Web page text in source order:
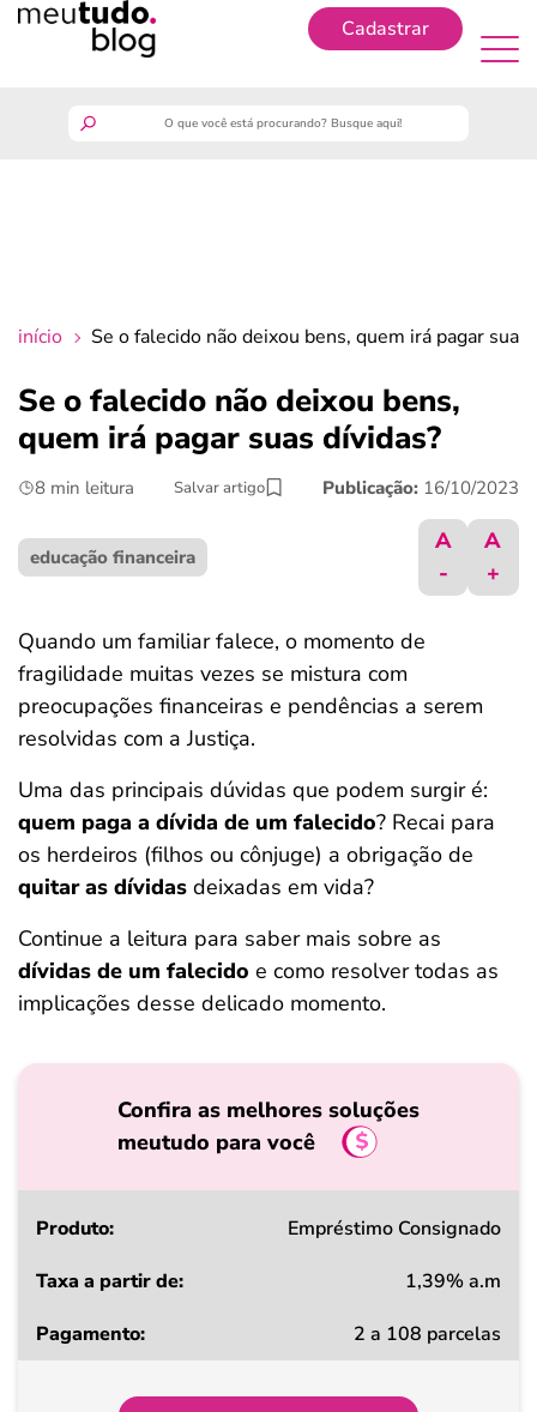
Cadastrar
crédito fácil
últimas notícias
ferramentas
início Se o falecido não deixou bens, quem irá pagar suas
Se o falecido não deixou bens,
quem irá pagar suas dívidas?
8 min leitura Salvar artigo Publicação: 16/10/2023
educação financeira
A
-
A
+
Quando um familiar falece, o momento de
fragilidade muitas vezes se mistura com
preocupações financeiras e pendências a serem
resolvidas com a Justiça.
Uma das principais dúvidas que podem surgir é:
quem paga a dívida de um falecido? Recai para
os herdeiros (filhos ou cônjuge) a obrigação de
quitar as dívidas deixadas em vida?
Continue a leitura para saber mais sobre as
dívidas de um falecido e como resolver todas as
implicações desse delicado momento.
Confira as melhores soluções
meutudo para você
Produto
a
Empréstimo Consignado
1,39% a.m
2 a 108 parcelas